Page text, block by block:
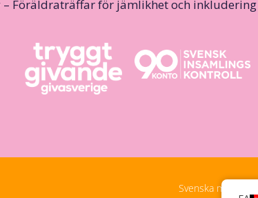
– Föräldraträffar för jämlikhet och inkludering.